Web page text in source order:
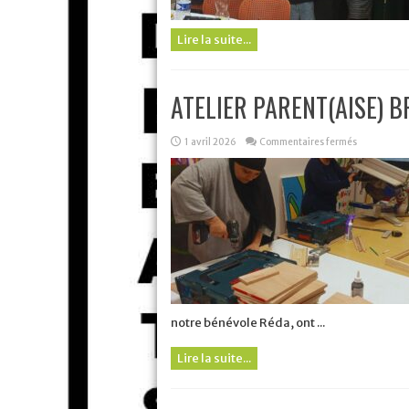
Lire la suite...
ATELIER PARENT(AISE)
1 avril 2026 Commentaires ferméssur
BRICOLAGE
PARENTS/
notre bénévole Réda, ont ...
Lire la suite...